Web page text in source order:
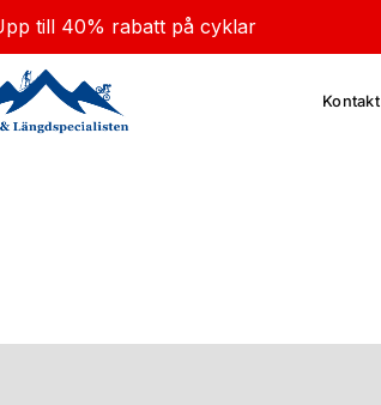
till 40% rabatt på cyklar
Kontakt